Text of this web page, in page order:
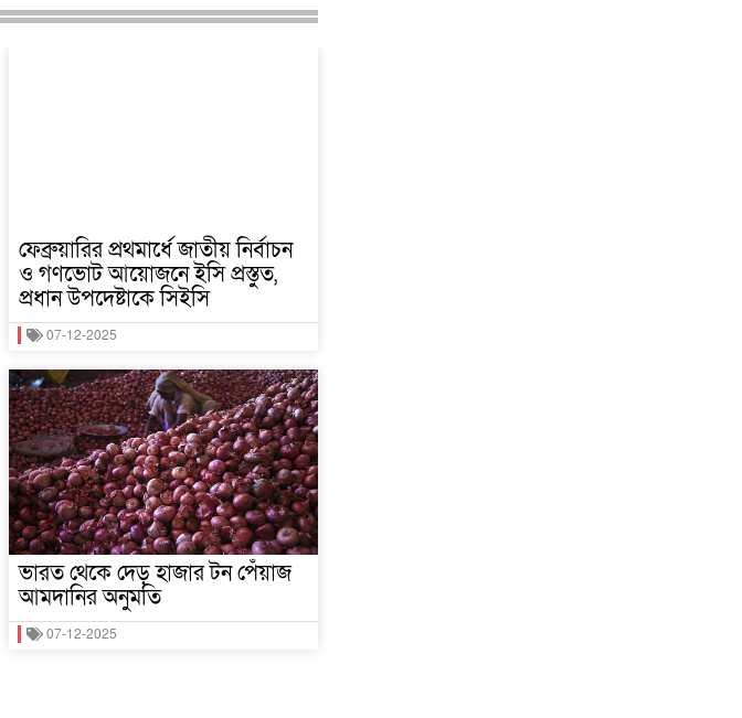
ফেব্রুয়ারির প্রথমার্ধে জাতীয় নির্বাচন
ও গণভোট আয়োজনে ইসি প্রস্তুত,
প্রধান উপদেষ্টাকে সিইসি
07-12-2025
ভারত থেকে দেড় হাজার টন পেঁয়াজ
আমদানির অনুমতি
07-12-2025